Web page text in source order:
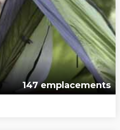
147 emplacements